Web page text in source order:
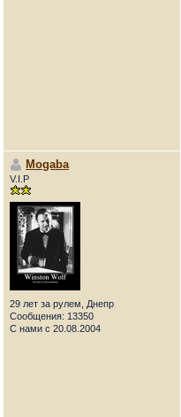
Mogaba
V.I.P
29 лет за рулем, Днепр
Сообщения: 13350
С нами с 20.08.2004